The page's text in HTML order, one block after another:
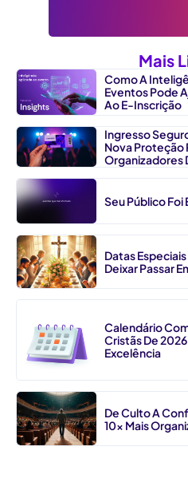
Mais
Como A
Eventos Pode
Ao E-Inscrição
Ingresso
Nova Proteção
Organizadores
Seu Público Foi
Datas
Deixar Passar
Calendário
Cristãs De
Excelência
De Culto A
10x Mais